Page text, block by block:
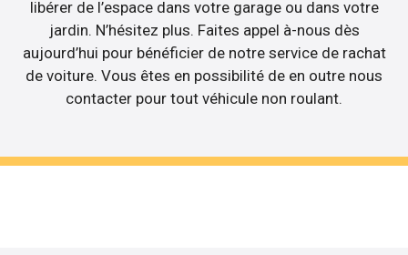
libérer de l’espace dans votre garage ou dans votre
jardin. N’hésitez plus. Faites appel à-nous dès
aujourd’hui pour bénéficier de notre service de rachat
de voiture. Vous êtes en possibilité de en outre nous
contacter pour tout véhicule non roulant.